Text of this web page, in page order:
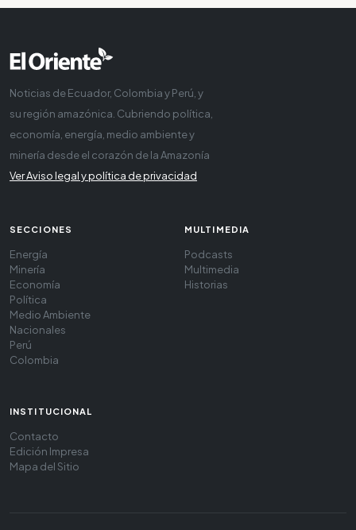
Noticias de Ecuador, Colombia y Perú, y
su región amazónica. Cubriendo política,
economía, energía, medio ambiente y
minería desde el corazón de la Amazonía
Ver Aviso legal y política de privacidad
SECCIONES
Energía
Minería
Economía
Política
Medio Ambiente
Nacionales
Perú
Colombia
MULTIMEDIA
Podcasts
Multimedia
Historias
INSTITUCIONAL
Contacto
Edición Impresa
Mapa del Sitio